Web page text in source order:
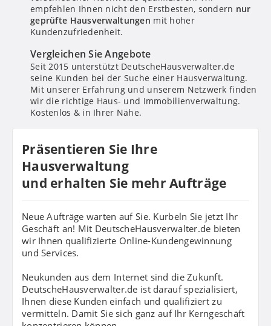
Nachricht senden
Mit Absenden stimmen Sie demDatenschutz
empfehlen Ihnen nicht den Erstbesten, sondern nur
geprüfte Hausverwaltungen mit hoher
Kundenzufriedenheit.
Vergleichen Sie Angebote
Seit 2015 unterstützt DeutscheHausverwalter.de
seine Kunden bei der Suche einer Hausverwaltung.
Mit unserer Erfahrung und unserem Netzwerk finden
wir die richtige Haus- und Immobilienverwaltung.
Kostenlos & in Ihrer Nähe.
Präsentieren Sie Ihre
Hausverwaltung
und erhalten Sie mehr Aufträge
Neue Aufträge warten auf Sie. Kurbeln Sie jetzt Ihr
Geschäft an! Mit DeutscheHausverwalter.de bieten
wir Ihnen qualifizierte Online-Kundengewinnung
und Services.
Neukunden aus dem Internet sind die Zukunft.
DeutscheHausverwalter.de ist darauf spezialisiert,
Ihnen diese Kunden einfach und qualifiziert zu
vermitteln. Damit Sie sich ganz auf Ihr Kerngeschäft